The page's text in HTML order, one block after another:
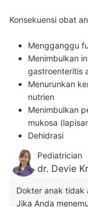
Konsekuensi obat
Mengganggu
Menimbulkan
gastroenteritis
Menurunkan
nutrien
Menimbulkan
mukosa
Dehidrasi
Pediatrician
dr. Devie
Dokter anak tidak
Jika Anda